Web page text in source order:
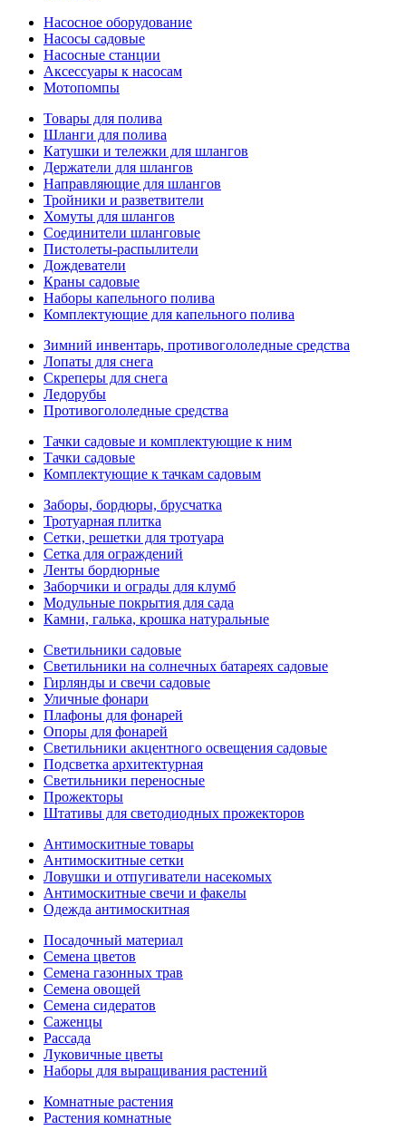
Насосное оборудование
Насосы садовые
Насосные станции
Аксессуары к насосам
Мотопомпы
Товары для полива
Шланги для полива
Катушки и тележки для шлангов
Держатели для шлангов
Направляющие для шлангов
Тройники и разветвители
Хомуты для шлангов
Соединители шланговые
Пистолеты-распылители
Дождеватели
Краны садовые
Наборы капельного полива
Комплектующие для капельного полива
Зимний инвентарь, противогололедные средства
Лопаты для снега
Скреперы для снега
Ледорубы
Противогололедные средства
Тачки садовые и комплектующие к ним
Тачки садовые
Комплектующие к тачкам садовым
Заборы, бордюры, брусчатка
Тротуарная плитка
Сетки, решетки для тротуара
Сетка для ограждений
Ленты бордюрные
Заборчики и ограды для клумб
Модульные покрытия для сада
Камни, галька, крошка натуральные
Светильники садовые
Светильники на солнечных батареях садовые
Гирлянды и свечи садовые
Уличные фонари
Плафоны для фонарей
Опоры для фонарей
Светильники акцентного освещения садовые
Подсветка архитектурная
Светильники переносные
Прожекторы
Штативы для светодиодных прожекторов
Антимоскитные товары
Антимоскитные сетки
Ловушки и отпугиватели насекомых
Антимоскитные свечи и факелы
Одежда антимоскитная
Посадочный материал
Семена цветов
Семена газонных трав
Семена овощей
Семена сидератов
Саженцы
Рассада
Луковичные цветы
Наборы для выращивания растений
Комнатные растения
Растения комнатные